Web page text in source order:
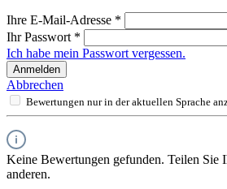
Ihre E-Mail-Adresse *
Ihr Passwort *
Ich habe mein Passwort vergessen.
Anmelden
Abbrechen
Bewertungen nur in der aktuellen Sprache
Keine Bewertungen gefunden. Teilen Sie
anderen.